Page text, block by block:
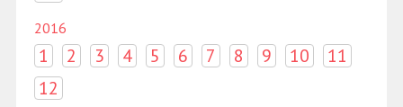
2016
1 2 3 4 5 6 7 8 9 10
11
12